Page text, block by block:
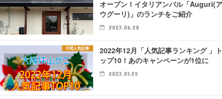
オープン！イタリアンバル「Auguri(
ウグーリ)」のランチをご紹介
2023.06.28
月間人気記事
2022年12月「人気記事ランキング 」
ップ10！あのキャンペーンが1位に
2023.01.25